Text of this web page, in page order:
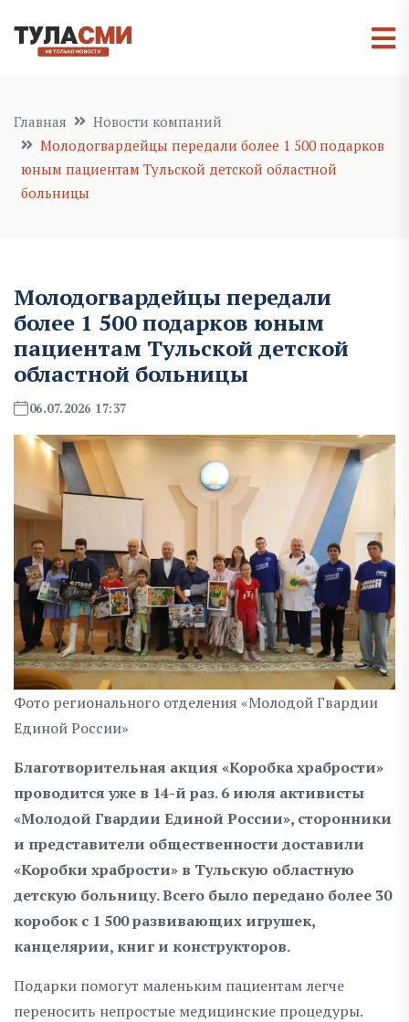
Главная
Новости компаний
Молодогвардейцы передали более 1 500 подарков
юным пациентам Тульской детской областной
больницы
Молодогвардейцы передали
более 1 500 подарков юным
пациентам Тульской детской
областной больницы
06.07.2026 17:37
Фото регионального отделения «Молодой Гвардии
Единой России»
Благотворительная акция «Коробка храбрости»
проводится уже в 14-й раз. 6 июля активисты
«Молодой Гвардии Единой России», сторонники
и представители общественности доставили
«Коробки храбрости» в Тульскую областную
детскую больницу. Всего было передано более 30
коробок с 1 500 развивающих игрушек,
канцелярии, книг и конструкторов.
Подарки помогут маленьким пациентам легче
переносить непростые медицинские процедуры.